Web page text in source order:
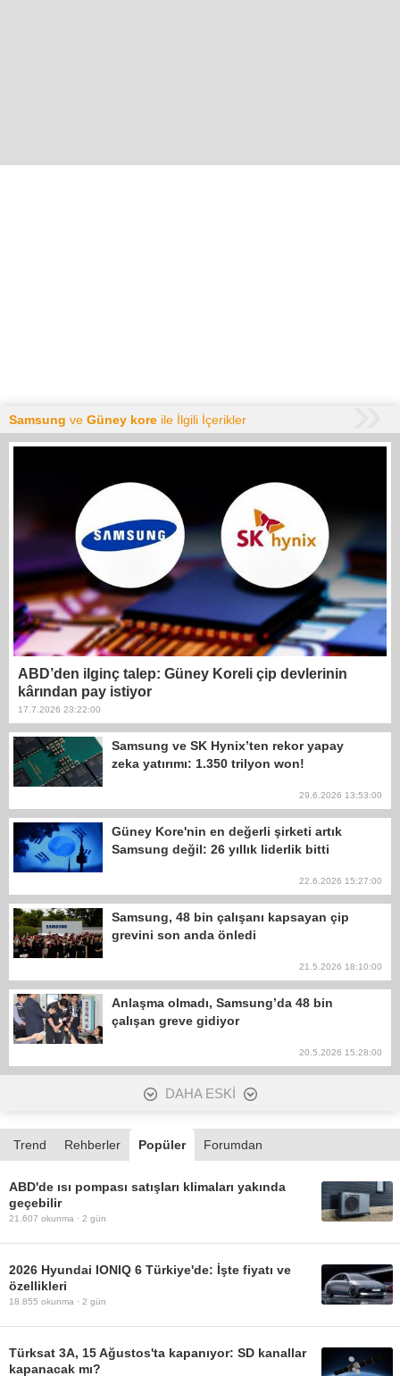
Samsung ve Güney kore ile İlgili İçerikler
ABD’den ilginç talep: Güney Koreli çip devlerinin
kârından pay istiyor
17.7.2026 23:22:00
Samsung ve SK Hynix’ten rekor yapay
zeka yatırımı: 1.350 trilyon won!
29.6.2026 13:53:00
Güney Kore'nin en değerli şirketi artık
Samsung değil: 26 yıllık liderlik bitti
22.6.2026 15:27:00
Samsung, 48 bin çalışanı kapsayan çip
grevini son anda önledi
21.5.2026 18:10:00
Anlaşma olmadı, Samsung’da 48 bin
çalışan greve gidiyor
20.5.2026 15:28:00
DAHA ESKİ
Trend Rehberler Popüler Forumdan
ABD'de ısı pompası satışları klimaları yakında
geçebilir
21.607 okunma · 2 gün
2026 Hyundai IONIQ 6 Türkiye'de: İşte fiyatı ve
özellikleri
18.855 okunma · 2 gün
Türksat 3A, 15 Ağustos'ta kapanıyor: SD kanallar
kapanacak mı?